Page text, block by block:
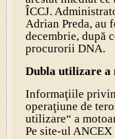
ÎCCJ.
Adrian Preda, au
decembrie, după
procurorii DNA.
Dubla utilizare a
Informaţiile
operaţiune de
utilizare“ a
Pe site-ul